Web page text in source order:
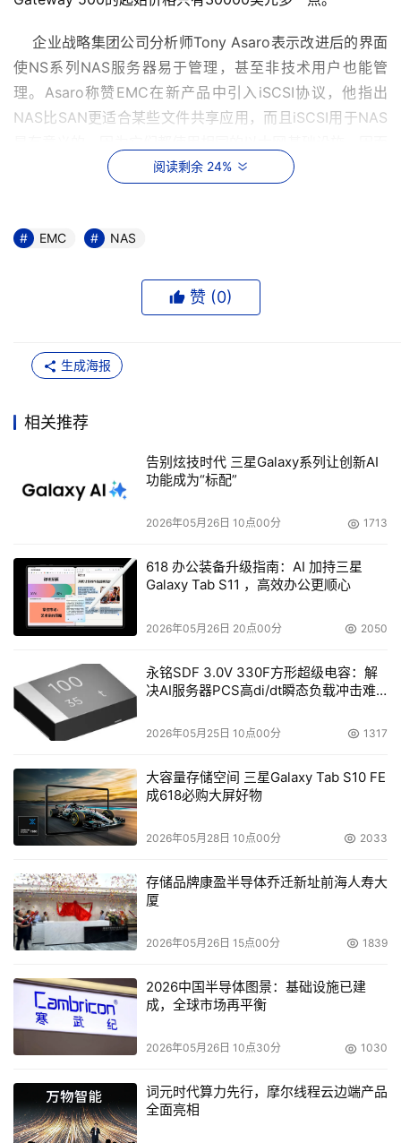
企业战略集团公司分析师Tony Asaro表示改进后的界面
使NS系列NAS服务器易于管理，甚至非技术用户也能管
理。Asaro称赞EMC在新产品中引入iSCSI协议，他指出
NAS比SAN更适合某些文件共享应用，而且iSCSI用于NAS
安装更容易，性价比更高。
时，NAS市场的超重量级人物NetworkAppliance公司将成
公司针对高速的光纤网络而推出了 FAS920和FAS920c两
调研机构Gartner表示，由于企业对网路附加存储的青
睐，NAS市场每年将以9%的速度递增。而据EMC此前公布
40%。
阅读剩余 24%
本文来源于DOIT传媒，文章内容仅供参考，不构成投资建议。
EMC NAS
赞 (0)
生成海报
相关推荐
告别炫技时代 三星Galaxy系列让创新AI
功能成为“标配”
2026年05月26日 10点00分 1713
618 办公装备升级指南：AI 加持三星
Galaxy Tab S11 ，高效办公更顺心
2026年05月26日 20点00分 2050
永铭SDF 3.0V 330F方形超级电容：解
决AI服务器PCS高di/dt瞬态负载冲击难
2026年05月25日 10点00分 1317
大容量存储空间 三星Galaxy Tab S10 FE
成618必购大屏好物
2026年05月28日 10点00分 2033
存储品牌康盈半导体乔迁新址前海人寿大
厦
2026年05月26日 15点00分 1839
2026中国半导体图景：基础设施已建
成，全球市场再平衡
2026年05月26日 10点30分 1030
词元时代算力先行，摩尔线程云边端产品
全面亮相